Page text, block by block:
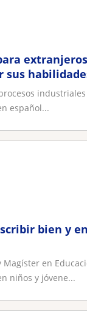
español...
bien y
en
niños y jóvene...